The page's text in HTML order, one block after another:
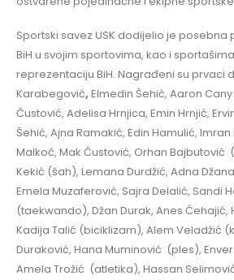
Sportski savez USK dodijelio je
BiH u svojim sportovima, kao i
reprezentaciju BiH. Nagrađeni su prvaci
Karabegović, Elmedin Šehić, Aaron
Čustović, Adelisa Hrnjica, Emin Hrnjić,
Šehić, Ajna Ramakić, Edin Hamulić,
Malkoč, Mak Čustović, Orhan Bajbutović
Kekić (šah), Lemana Durdžić, Adna
Emela Muzaferović, Sajra Delalić, Sandi
(taekwando), Džan Durak, Anes Ćehajić,
Kadija Talić (biciklizam), Alem Veladžić
Duraković, Hana Muminović (ples),
Amela Trožić (atletika), Hassan